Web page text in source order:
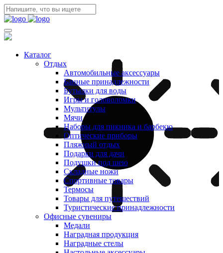
Каталог
Отдых
Автомобильные аксессуары
Банные принадлежности
Бутылки для воды
Игры и головоломки
Мультитулы
Мячи
Наборы для пикника и барбекю
Оптические приборы
Пляжный отдых
Подарки для дачи
Подушки под шею
Складные ножи
Спортивные товары
Термосы
Товары для путешествий
Туристические принадлежности
Офисные сувениры
Медали
Наградная продукция
Наградные стелы